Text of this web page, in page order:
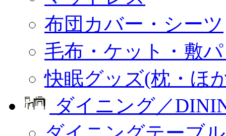
布団カバー・シーツ
毛布・ケット・敷
快眠グッズ(枕・ほ
ダイニング／